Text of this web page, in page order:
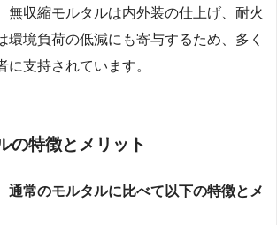
無収縮モルタルは内外装の仕上げ、耐火
環境負荷の低減にも寄与するため、多く
に支持されています。
の特徴とメリット
通常のモルタルに比べて以下の特徴とメ